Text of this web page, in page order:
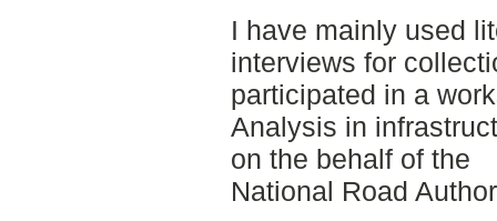
I have mainly used
interviews for
participated in a
Analysis in
on the behalf of the
National Road